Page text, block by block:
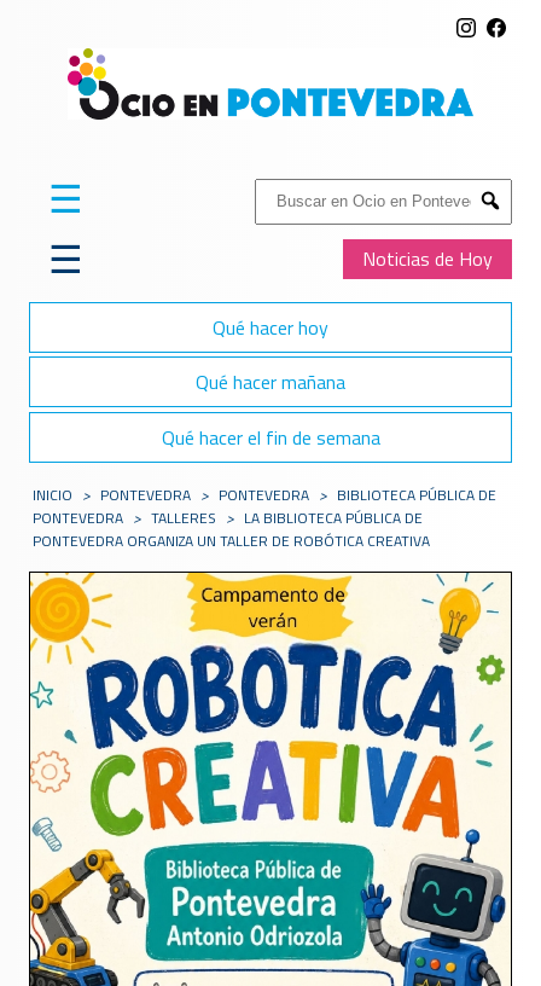
Buscar:
Submit
Noticias de Hoy
☰
☰
Qué hacer hoy
Qué hacer mañana
Qué hacer el fin de semana
INICIO > PONTEVEDRA > PONTEVEDRA > BIBLIOTECA PÚBLICA DE
PONTEVEDRA > TALLERES > LA BIBLIOTECA PÚBLICA DE
PONTEVEDRA ORGANIZA UN TALLER DE ROBÓTICA CREATIVA